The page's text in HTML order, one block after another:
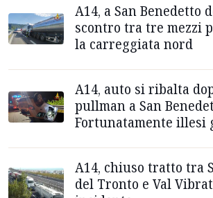
A14, a San Benedetto
scontro tra tre mezzi
la carreggiata nord
A14, auto si ribalta
pullman a San
Fortunatamente illesi
A14, chiuso tratto tra
del Tronto e Val